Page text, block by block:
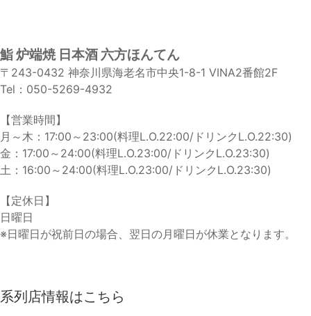
鮨 炉端焼 日本酒 六方ほんてん
〒243-0432 神奈川県海老名市中央1-8-1 VINA2番館2F
Tel：050-5269-4932
【営業時間】
月～木：17:00～23:00(料理L.O.22:00/ドリンクL.O.22:30)
金：17:00～24:00(料理L.O.23:00/ドリンクL.O.23:30)
土：16:00～24:00(料理L.O.23:00/ドリンクL.O.23:30)
【定休日】
日曜日
※日曜日が祝前日の場合、翌日の月曜日が休業となります。
系列店情報はこちら